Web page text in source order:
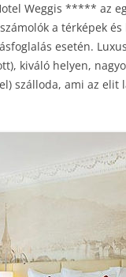
Weggis ***** az
a térképek
esetén.
kiváló helyen,
szálloda, ami az elit